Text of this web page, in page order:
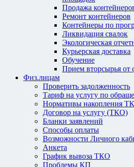
Продажа
Ремонт контейнеров
Контейнеры по
Ликвидация свалок
Экологическая
Курьерская доставка
Обучение
Прием вторсырья от
Физ.лицам
Проверить задолженность
Тариф на услугу по
Нормативы накопления
Договор на услугу (ТКО)
Бланки заявлений
Способы оплаты
Возможности Личного
Анкета
График вывоза ТКО
Проблемы КП